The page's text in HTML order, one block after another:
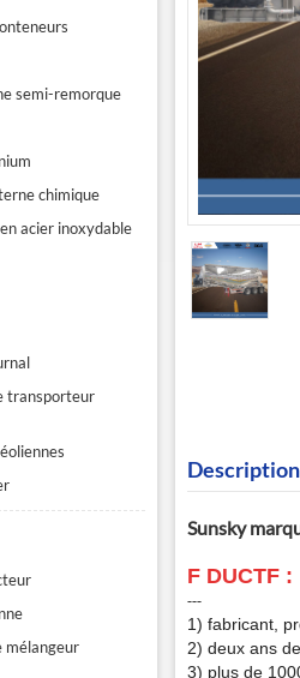
semi-remorque
chimique
acier inoxydable
transporteur
mélangeur
Description
Sunsky
F DUCTF :
‑‑‑
1) fabricant,
2) deux ans
3) plus de